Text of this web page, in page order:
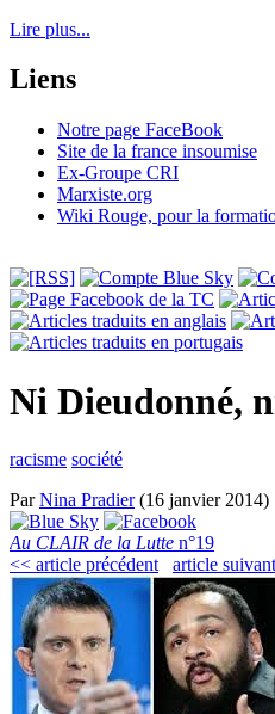
Lire plus...
Liens
Notre page FaceBook
Site de la france insoumise
Ex-Groupe CRI
Marxiste.org
Wiki Rouge, pour la
Ni Dieudonné,
racisme société
ParNina Pradier(16 janvier 2014)
Au CLAIR de la Lutte n°19
<< article précédent
article